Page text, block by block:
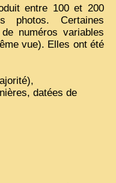
entre 100 et 200
photos. Certaines
numéros variables
vue). Elles ont été
datées de